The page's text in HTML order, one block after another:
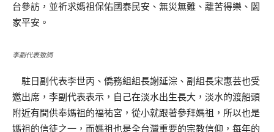
台參訪，並祈求媽祖保佑國泰民安、無災無難、離苦得樂、闔
家平安。
李副代表致詞
駐日副代表李世丙、僑務組組長謝延淙、副組長宋惠芸也受
邀出席，李副代表表示，自己在淡水出生長大，淡水的渡船頭
附近有間供奉媽祖的福祐宮，從小就跟著參拜媽祖，所以也是
媽祖的信徒之一，而媽祖也是全台灣重要的宗教信仰，每年的